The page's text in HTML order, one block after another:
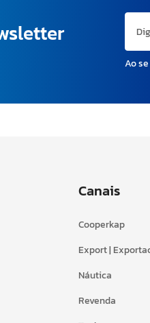
Ao
Canais
Cooperkap
Export |
Náutica
Revenda